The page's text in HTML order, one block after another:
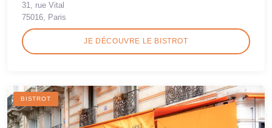
31, rue Vital
75016, Paris
JE DÉCOUVRE LE BISTROT
BISTROT